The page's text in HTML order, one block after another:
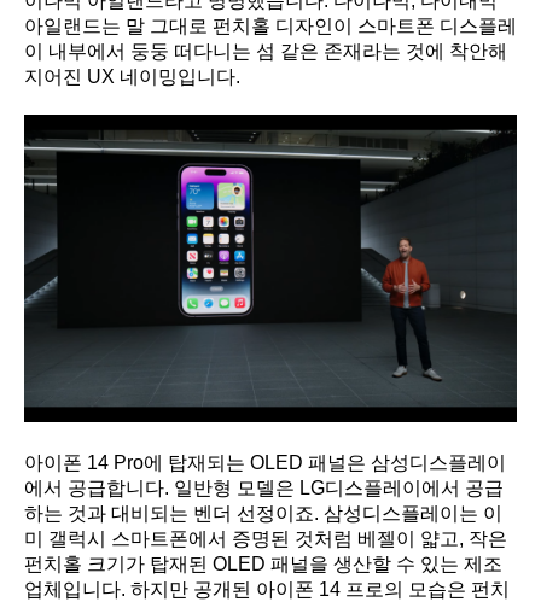
아일랜드는 말 그대로 펀치홀 디자인이 스마트폰 디스플레
이 내부에서 둥둥 떠다니는 섬 같은 존재라는 것에 착안해
지어진 UX 네이밍입니다.
아이폰 14 Pro에 탑재되는 OLED 패널은 삼성디스플레이
에서 공급합니다. 일반형 모델은 LG디스플레이에서 공급
하는 것과 대비되는 벤더 선정이죠. 삼성디스플레이는 이
미 갤럭시 스마트폰에서 증명된 것처럼 베젤이 얇고, 작은
펀치홀 크기가 탑재된 OLED 패널을 생산할 수 있는 제조
업체입니다. 하지만 공개된 아이폰 14 프로의 모습은 펀치